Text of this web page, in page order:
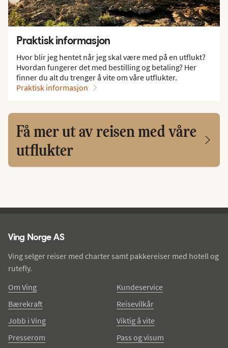
Praktisk informasjon
Hvor blir jeg hentet når jeg skal være med på en utflukt?
Hvordan fungerer det med bestilling og betaling? Her
finner du alt du trenger å vite om våre utflukter.
Praktisk informasjon
Få mer ut av reisen med våre
utflukter
Ving Norge AS
Ving selger reiser med charter samt pakkereiser med hotell og
rutefly.
Om Ving
Bærekraft
Jobb i Ving
Presserom
Kundeservice
Reisevilkår
Viktig å vite
Pass og visum